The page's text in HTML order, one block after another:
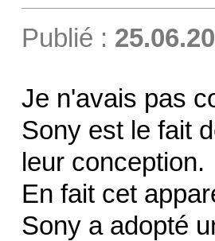
Publié :
Je n'avais pas
Sony est le fait
leur conception.
En fait cet
Sony a adopté